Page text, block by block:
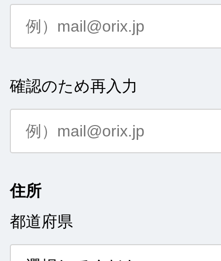
確認のため再入力
住所
都道府県